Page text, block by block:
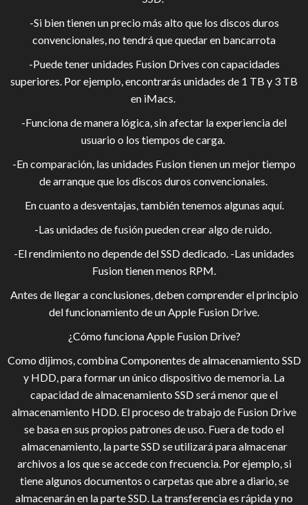
-Si bien tienen un precio más alto que los discos duros
convencionales, no tendrá que quedar en bancarrota
-Puede tener unidades Fusion Drives con capacidades
superiores. Por ejemplo, encontrarás unidades de 1 TB y 3 TB
en iMacs.
-Funciona de manera lógica, sin afectar la experiencia del
usuario o los tiempos de carga.
-En comparación, las unidades Fusion tienen un mejor tiempo
de arranque que los discos duros convencionales.
En cuanto a desventajas, también tenemos algunas aquí.
-Las unidades de fusión pueden crear algo de ruido.
-El rendimiento no depende del SSD dedicado. -Las unidades
Fusion tienen menos RPM.
Antes de llegar a conclusiones, deben comprender el principio
del funcionamiento de un Apple Fusion Drive.
¿Cómo funciona Apple Fusion Drive?
Como dijimos, combina Componentes de almacenamiento SSD
y HDD, para formar un único dispositivo de memoria. La
capacidad de almacenamiento SSD será menor que el
almacenamiento HDD. El proceso de trabajo de Fusion Drive
se basa en sus propios patrones de uso. Fuera de todo el
almacenamiento, la parte SSD se utilizará para almacenar
archivos a los que se accede con frecuencia. Por ejemplo, si
tiene algunos documentos o carpetas que abre a diario, se
almacenarán en la parte SSD. La transferencia es rápida y no